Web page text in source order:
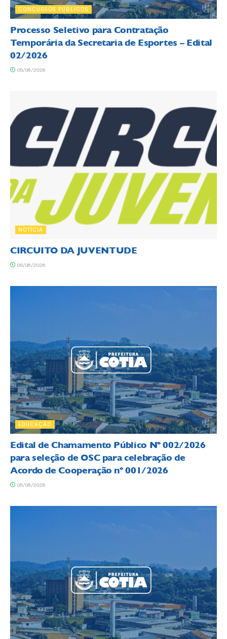
CONCURSOS PÚBLICOS
Processo Seletivo para Contratação
Temporária da Secretaria de Esportes – Edital
02/2026
05/08/2026
NOTÍCIA
CIRCUITO DA JUVENTUDE
05/08/2026
EDUCAÇÃO
Edital de Chamamento Público Nº 002/2026
para seleção de OSC para celebração de
Acordo de Cooperação nº 001/2026
05/08/2026